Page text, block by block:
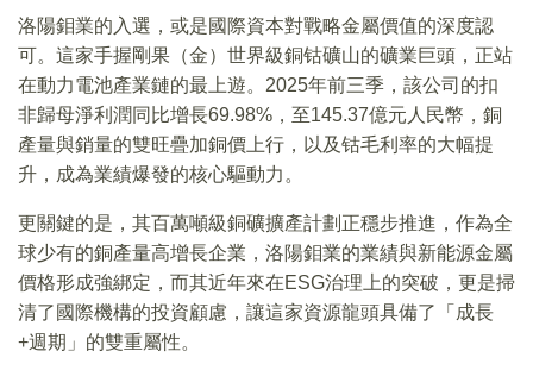
洛陽鉬業的入選，或是國際資本對戰略金屬價值的深度認
可。這家手握剛果（金）世界級銅钴礦山的礦業巨頭，正站
在動力電池產業鏈的最上遊。2025年前三季，該公司的扣
非歸母淨利潤同比增長69.98%，至145.37億元人民幣，銅
產量與銷量的雙旺疊加銅價上行，以及钴毛利率的大幅提
升，成為業績爆發的核心驅動力。
更關鍵的是，其百萬噸級銅礦擴產計劃正穩步推進，作為全
球少有的銅產量高增長企業，洛陽鉬業的業績與新能源金屬
價格形成強綁定，而其近年來在ESG治理上的突破，更是掃
清了國際機構的投資顧慮，讓這家資源龍頭具備了「成長
+週期」的雙重屬性。